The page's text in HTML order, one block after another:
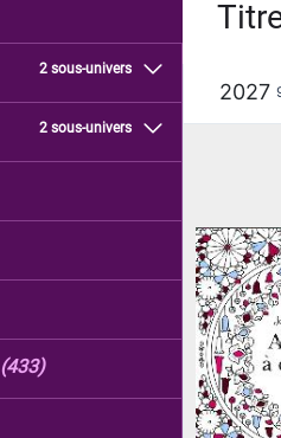
2 sous-univers
2 sous-univers
(433)
2027